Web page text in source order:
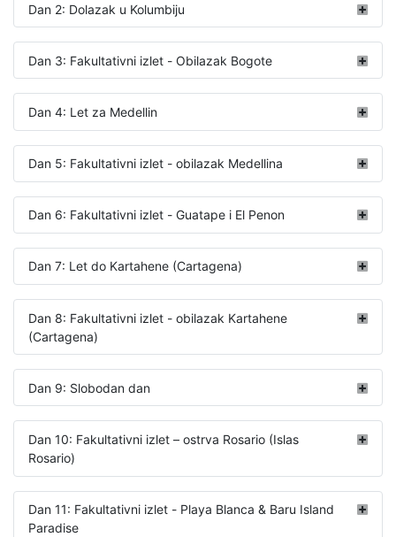
Dan 2: Dolazak u Kolumbiju
Dan 3: Fakultativni izlet - Obilazak Bogote
Dan 4: Let za Medellin
Dan 5: Fakultativni izlet - obilazak Medellina
Dan 6: Fakultativni izlet - Guatape i El Penon
Dan 7: Let do Kartahene (Cartagena)
Dan 8: Fakultativni izlet - obilazak Kartahene
(Cartagena)
Dan 9: Slobodan dan
Dan 10: Fakultativni izlet – ostrva Rosario (Islas
Rosario)
Dan 11: Fakultativni izlet - Playa Blanca & Baru Island
Paradise